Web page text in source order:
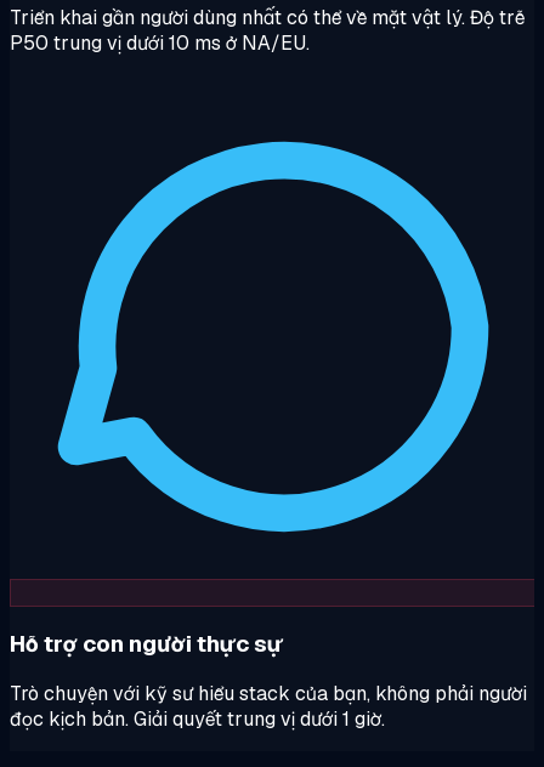
Triển khai gần người dùng nhất có thể về mặt vật lý. Độ trễ
P50 trung vị dưới 10 ms ở NA/EU.
Hỗ trợ con người thực sự
Trò chuyện với kỹ sư hiểu stack của bạn, không phải người
đọc kịch bản. Giải quyết trung vị dưới 1 giờ.